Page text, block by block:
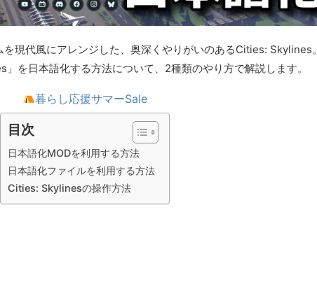
現代風にアレンジした、奥深くやりがいのあるCities: Skylines。
を日本語化する方法について、2種類のやり方で解説します。
暮らし応援サマーSale
目次
日本語化MODを利用する方法
日本語化ファイルを利用する方法
Cities: Skylinesの操作方法